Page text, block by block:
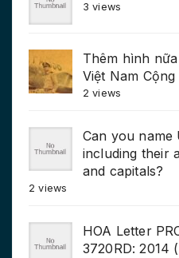
3 views
Thêm hình
Việt Nam
2 views
Can you name
including their
and capitals?
2 views
HOA Letter
3720RD: 2014